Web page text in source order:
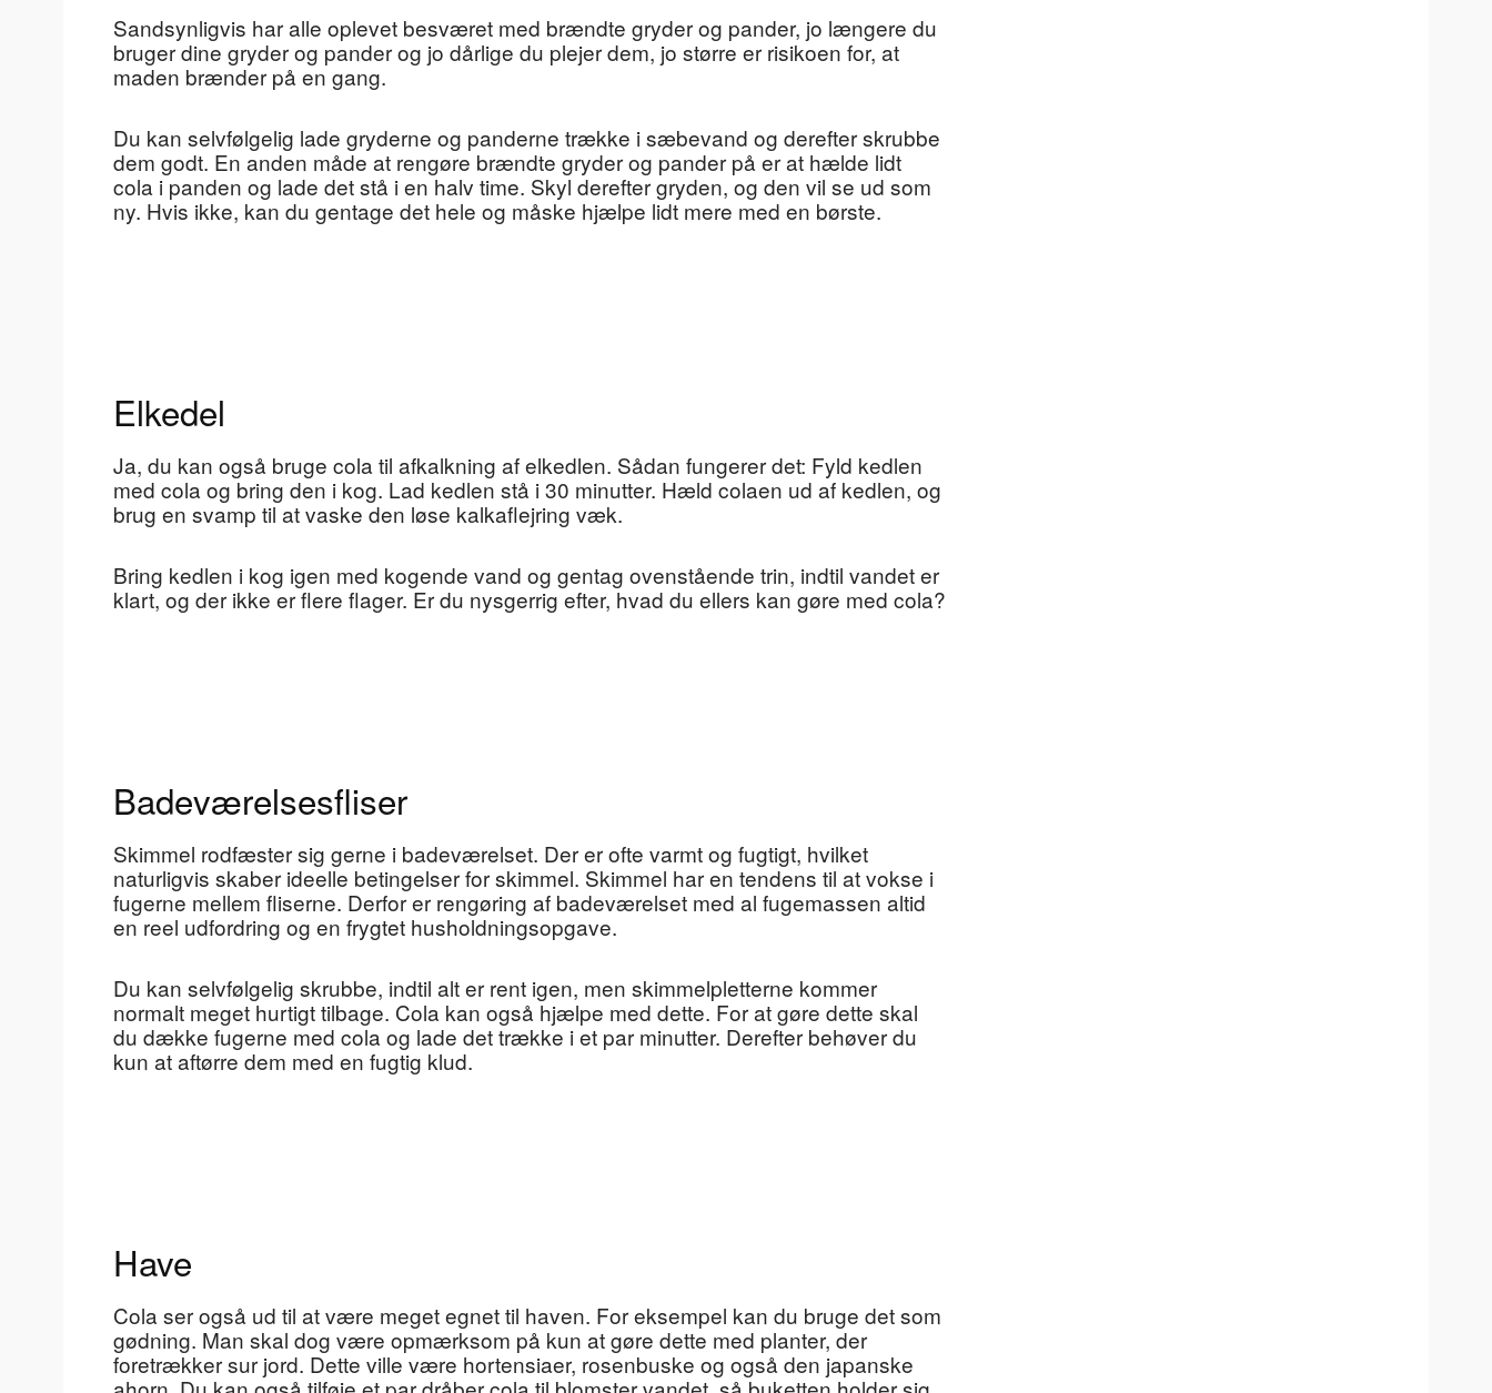
Sandsynligvis har alle oplevet besværet med brændte gryder og pander, jo længere du
bruger dine gryder og pander og jo dårlige du plejer dem, jo større er risikoen for, at
maden brænder på en gang.
Du kan selvfølgelig lade gryderne og panderne trække i sæbevand og derefter skrubbe
dem godt. En anden måde at rengøre brændte gryder og pander på er at hælde lidt
cola i panden og lade det stå i en halv time. Skyl derefter gryden, og den vil se ud som
ny. Hvis ikke, kan du gentage det hele og måske hjælpe lidt mere med en børste.
Elkedel
Ja, du kan også bruge cola til afkalkning af elkedlen. Sådan fungerer det: Fyld kedlen
med cola og bring den i kog. Lad kedlen stå i 30 minutter. Hæld colaen ud af kedlen, og
brug en svamp til at vaske den løse kalkaflejring væk.
Bring kedlen i kog igen med kogende vand og gentag ovenstående trin, indtil vandet er
klart, og der ikke er flere flager. Er du nysgerrig efter, hvad du ellers kan gøre med cola?
Badeværelsesfliser
Skimmel rodfæster sig gerne i badeværelset. Der er ofte varmt og fugtigt, hvilket
naturligvis skaber ideelle betingelser for skimmel. Skimmel har en tendens til at vokse i
fugerne mellem fliserne. Derfor er rengøring af badeværelset med al fugemassen altid
en reel udfordring og en frygtet husholdningsopgave.
Du kan selvfølgelig skrubbe, indtil alt er rent igen, men skimmelpletterne kommer
normalt meget hurtigt tilbage. Cola kan også hjælpe med dette. For at gøre dette skal
du dække fugerne med cola og lade det trække i et par minutter. Derefter behøver du
kun at aftørre dem med en fugtig klud.
Have
Cola ser også ud til at være meget egnet til haven. For eksempel kan du bruge det som
gødning. Man skal dog være opmærksom på kun at gøre dette med planter, der
foretrækker sur jord. Dette ville være hortensiaer, rosenbuske og også den japanske